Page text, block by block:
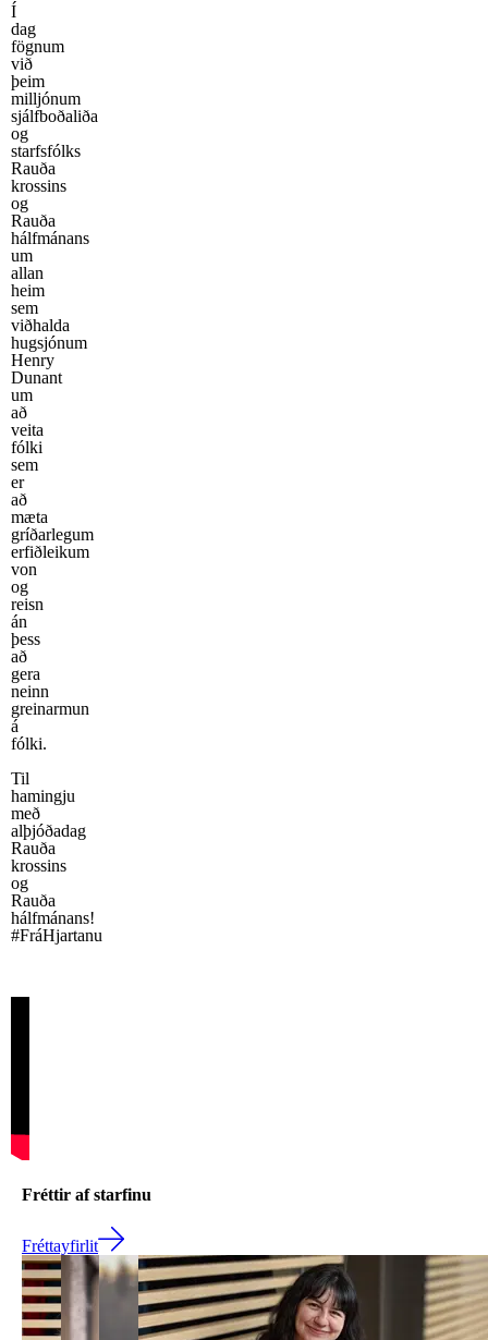
Í
dag
fögnum
við
þeim
milljónum
sjálfboðaliða
og
starfsfólks
Rauða
krossins
og
Rauða
hálfmánans
um
allan
heim
sem
viðhalda
hugsjónum
Henry
Dunant
um
að
veita
fólki
sem
er
að
mæta
gríðarlegum
erfiðleikum
von
og
reisn
án
þess
að
gera
neinn
greinarmun
á
fólki.
Til
hamingju
með
alþjóðadag
Rauða
krossins
og
Rauða
hálfmánans!
#FráHjartanu
Fréttir af starfinu
Fréttayfirlit